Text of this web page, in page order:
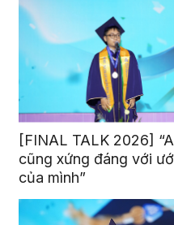
[FINAL TALK 2026]
cũng xứng đáng với
của mình”